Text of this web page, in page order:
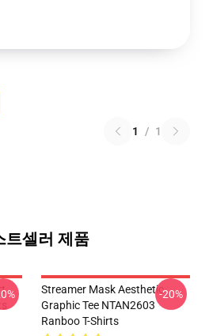
1 / 1
트셀러 제품
Streamer Mask Aesthetic
Graphic Tee NTAN2603
Ranboo T-Shirts
-20%